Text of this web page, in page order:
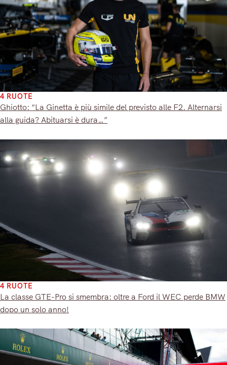
4 RUOTE
Ghiotto: “La Ginetta è più simile del previsto alle F2. Alternarsi
alla guida? Abituarsi è dura…”
4 RUOTE
La classe GTE-Pro si smembra: oltre a Ford il WEC perde BMW
dopo un solo anno!